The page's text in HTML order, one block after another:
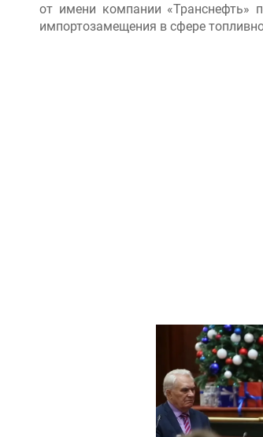
от имени компании «Транснефть»
импортозамещения в сфере